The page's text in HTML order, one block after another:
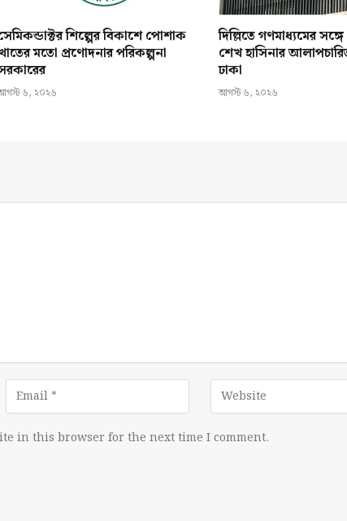
শিল্পের বিকাশে পোশাক
মতো প্রণোদনার পরিকল্পনা
৬, ২০২৬
দিল্লিতে গণমাধ্যমের
শেখ হাসিনার
ঢাকা
আগস্ট ৬, ২০২৬
in this browser for the next time I comment.